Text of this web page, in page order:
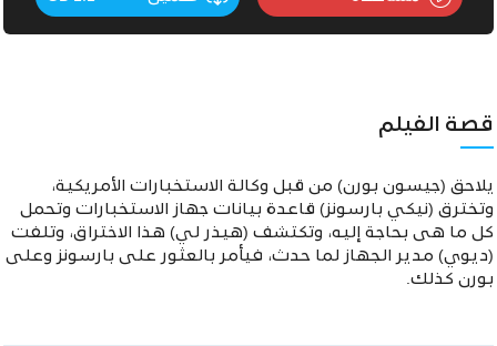
قصة الفيلم
يلاحق (جيسون بورن) من قبل وكالة الاستخبارات اﻷمريكية،
وتخترق (نيكي بارسونز) قاعدة بيانات جهاز الاستخبارات وتحمل
كل ما هى بحاجة إليه، وتكتشف (هيذر لي) هذا الاختراق، وتلفت
(ديوي) مدير الجهاز لما حدث، فيأمر بالعثور على بارسونز وعلى
بورن كذلك.